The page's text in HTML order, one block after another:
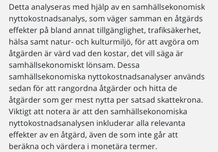
Detta analyseras med hjälp av en samhällsekonomisk
nyttokostnadsanalys, som väger samman en åtgärds
effekter på bland annat tillgänglighet, trafiksäkerhet,
hälsa samt natur- och kulturmiljö, för att avgöra om
åtgärden är värd vad den kostar, det vill säga är
samhällsekonomiskt lönsam. Dessa
samhällsekonomiska nyttokostnadsanalyser används
sedan för att rangordna åtgärder och hitta de
åtgärder som ger mest nytta per satsad skattekrona.
Viktigt att notera är att den samhällsekonomiska
nyttokostnadsanalysen inkluderar alla relevanta
effekter av en åtgärd, även de som inte går att
beräkna och värdera i monetära termer.